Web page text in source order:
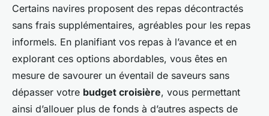
Certains navires proposent des repas décontractés
sans frais supplémentaires, agréables pour les repas
informels. En planifiant vos repas à l’avance et en
explorant ces options abordables, vous êtes en
mesure de savourer un éventail de saveurs sans
dépasser votre budget croisière, vous permettant
ainsi d’allouer plus de fonds à d’autres aspects de